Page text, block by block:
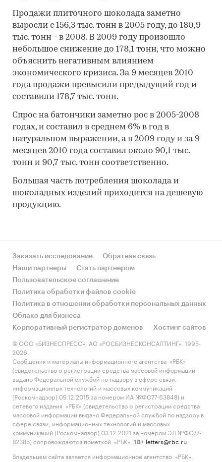
Продажи плиточного шоколада заметно
выросли с 156,3 тыс. тонн в 2005 году, до 180,9
тыс. тонн - в 2008. В 2009 году произошло
небольшое снижение до 178,1 тонн, что можно
объяснить негативным влиянием
экономического кризиса. За 9 месяцев 2010
года продажи превысили предыдущий год и
составили 178,7 тыс. тонн.
Спрос на батончики заметно рос в 2005-2008
годах, и составил в среднем 6% в год в
натуральном выражении, а в 2009 году и за 9
месяцев 2010 года составил около 90,1 тыс.
тонн и 90,7 тыс. тонн соответственно.
Большая часть потребления шоколада и
шоколадных изделий приходится на дешевую
продукцию.
Заказать исследование
Обратная связь
Наши партнеры
Стать партнером
Пользовательское соглашение
Политика обработки файлов cookie
Политика в отношении обработки персональных данных
Облако для бизнеса
Корпоративный регистратор доменов
Хостинг сайтов
© ООО «БИЗНЕСПРЕСС», АО «РОСБИЗНЕСКОНСАЛТИНГ», 1995-
2026.
Сообщения и материалы информационного агентства «РБК»
(свидетельство о регистрации средства массовой информации
выдано Федеральной службой по надзору в сфере связи,
информационных технологий и массовых коммуникаций
(Роскомнадзор) 09.12.2015 за номером ИА №ФС77-63848) и
сетевого издания «РБК» (свидетельство о регистрации средства
массовой информации выдано Федеральной службой по надзору в
сфере связи, информационных технологий и массовых
коммуникаций (Роскомнадзор) 03.12.2021 за номером ЭЛ №ФС77-
82385) сопровождаются пометкой «РБК».
18+ letters@rbc.ru
Владельцем сайта является информационное агентство «РБК».